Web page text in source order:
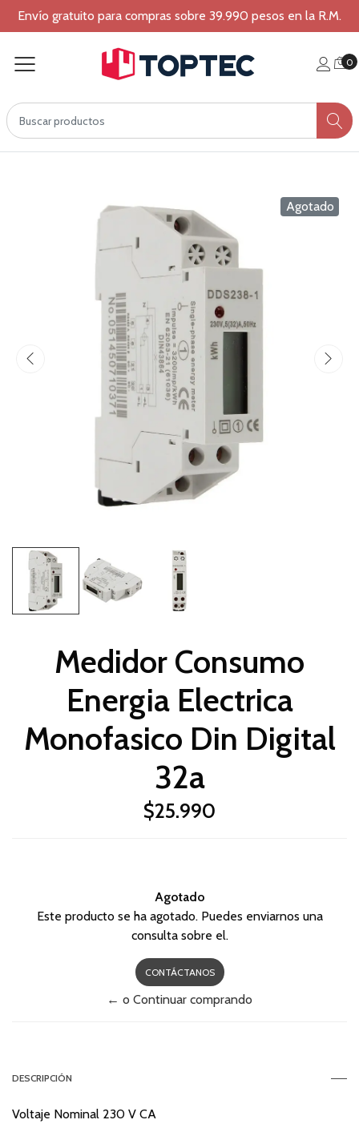
Envío gratuito para compras sobre 39.990 pesos en la R.M.
0
Agotado
Medidor Consumo
Energia Electrica
Monofasico Din Digital
32a
$25.990
Agotado
Este producto se ha agotado. Puedes enviarnos una
consulta sobre el.
CONTÁCTANOS
← o Continuar comprando
DESCRIPCIÓN
Voltaje Nominal 230 V CA